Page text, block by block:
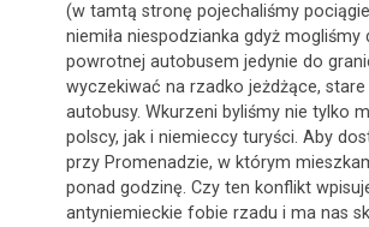
(w tamtą stronę pojechaliśmy
niemiła niespodzianka gdyż
powrotnej autobusem jedynie do
wyczekiwać na rzadko jeżdżące, stare
autobusy. Wkurzeni byliśmy nie tylko
polscy, jak i niemieccy turyści. Aby
przy Promenadzie, w którym
ponad godzinę. Czy ten konflikt
antyniemieckie fobie rzadu i ma nas